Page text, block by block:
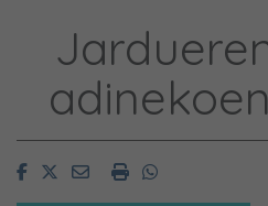
FacebookTwitterEmailImprimirWhatsapp